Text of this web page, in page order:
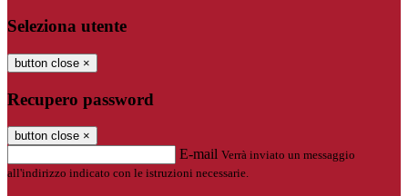
Seleziona utente
button close ×
Recupero password
button close ×
E-mail Verrà inviato un messaggio
all'indirizzo indicato con le istruzioni necessarie.